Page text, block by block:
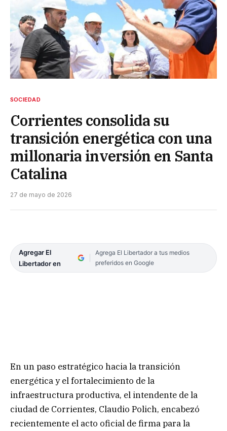
SOCIEDAD
Corrientes consolida su
transición energética con una
millonaria inversión en Santa
Catalina
27 de mayo de 2026
Agregar El
Libertador en
Agrega El Libertador a tus medios
preferidos en Google
En un paso estratégico hacia la transición
energética y el fortalecimiento de la
infraestructura productiva, el intendente de la
ciudad de Corrientes, Claudio Polich, encabezó
recientemente el acto oficial de firma para la